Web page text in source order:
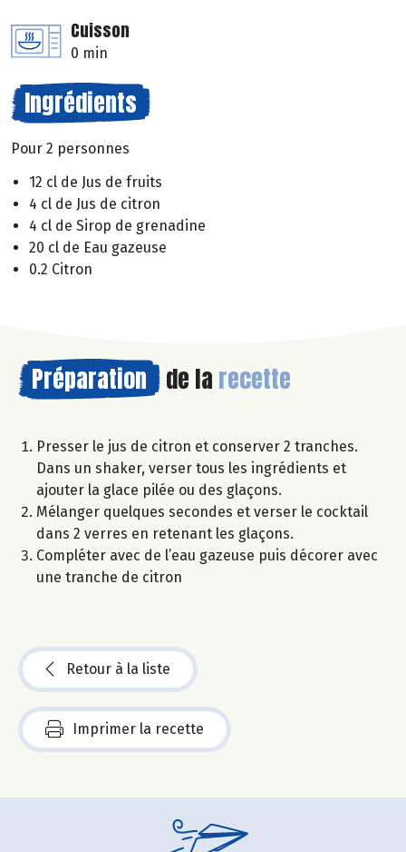
Cuisson
0 min
Ingrédients
Pour 2 personnes
12 cl de Jus de fruits
4 cl de Jus de citron
4 cl de Sirop de grenadine
20 cl de Eau gazeuse
0.2 Citron
Préparation de la recette
Presser le jus de citron et conserver 2 tranches.
Dans un shaker, verser tous les ingrédients et
ajouter la glace pilée ou des glaçons.
Mélanger quelques secondes et verser le cocktail
dans 2 verres en retenant les glaçons.
Compléter avec de l’eau gazeuse puis décorer avec
une tranche de citron
Retour à la liste
Imprimer la recette